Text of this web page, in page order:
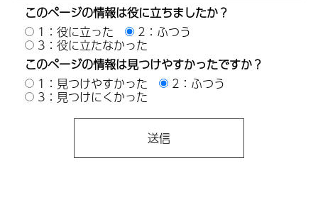
このページの情報は役に立ちましたか？
1：役に立った
2：ふつう
3：役に立たなかった
このページの情報は見つけやすかったですか？
1：見つけやすかった
2：ふつう
3：見つけにくかった